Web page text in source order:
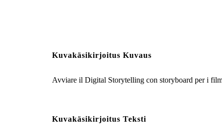
Kuvakäsikirjoitus Kuvaus
Avviare il Digital Storytelling con storyboard per i
Kuvakäsikirjoitus Teksti